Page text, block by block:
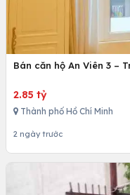
Bán căn hộ An Viên 3 –
2.85 tỷ
Thành phố Hồ Chí Minh
2 ngày trước